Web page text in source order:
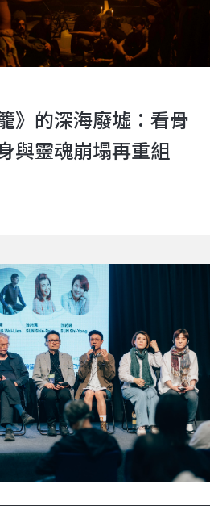
》的深海廢墟：看骨
與靈魂崩塌再重組
壇】講者對談 II — 當伽利略遇見歌仔
場語言與轉譯的討論